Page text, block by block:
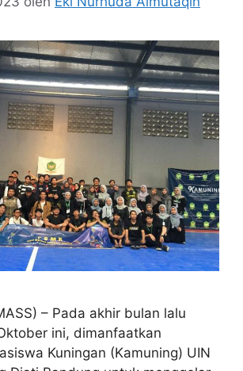
– Pada akhir bulan lalu
ini, dimanfaatkan
Kuningan (Kamuning) UIN